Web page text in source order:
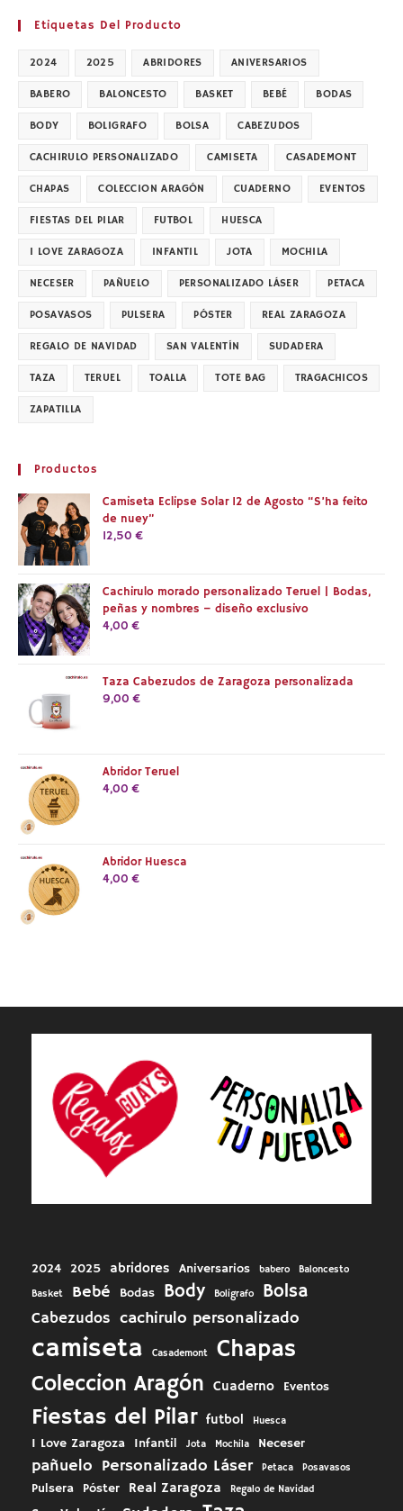
Etiquetas Del Producto
2024 2025 ABRIDORES ANIVERSARIOS
BABERO BALONCESTO BASKET BEBÉ BODAS
BODY BOLIGRAFO BOLSA CABEZUDOS
CACHIRULO PERSONALIZADO CAMISETA CASADEMONT
CHAPAS COLECCION ARAGÓN CUADERNO EVENTOS
FIESTAS DEL PILAR FUTBOL HUESCA
I LOVE ZARAGOZA INFANTIL JOTA MOCHILA
NECESER PAÑUELO PERSONALIZADO LÁSER PETACA
POSAVASOS PULSERA PÓSTER REAL ZARAGOZA
REGALO DE NAVIDAD SAN VALENTÍN SUDADERA
TAZA TERUEL TOALLA TOTE BAG TRAGACHICOS
ZAPATILLA
Productos
Camiseta Eclipse Solar 12 de Agosto “S’ha feito
de nuey”
12,50 €
Cachirulo morado personalizado Teruel | Bodas,
peñas y nombres – diseño exclusivo
4,00 €
Taza Cabezudos de Zaragoza personalizada
9,00 €
Abridor Teruel
4,00 €
Abridor Huesca
4,00 €
2024 2025 abridores Aniversarios babero
Baloncesto
Basket
Bebé Bodas Body Boligrafo Bolsa
Cabezudos cachirulo personalizado
camiseta Casademont Chapas
Coleccion Aragón Cuaderno Eventos
Fiestas del Pilar futbol Huesca
I Love Zaragoza Infantil Jota Mochila Neceser
pañuelo Personalizado Láser Petaca Posavasos
Pulsera Póster Real Zaragoza Regalo de Navidad